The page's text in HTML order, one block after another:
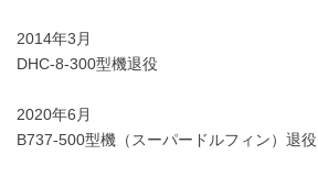
2014年3月
DHC-8-300型機退役
2020年6月
B737-500型機（スーパードルフィン）退役